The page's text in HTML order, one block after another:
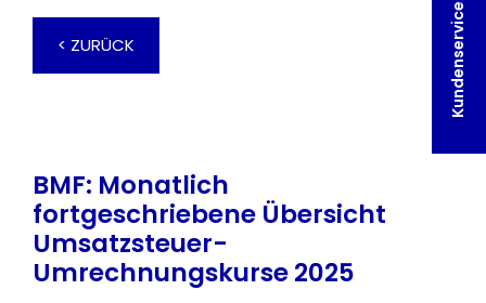
Kundenservice
< ZURÜCK
BMF: Monatlich
fortgeschriebene Übersicht
Umsatzsteuer-
Umrechnungskurse 2025